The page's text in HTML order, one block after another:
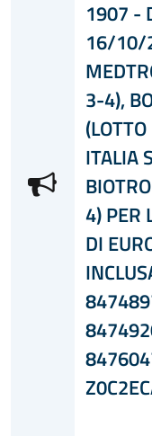
1907 -
16/10/
3-4),
ITALIA
4) PER
DI